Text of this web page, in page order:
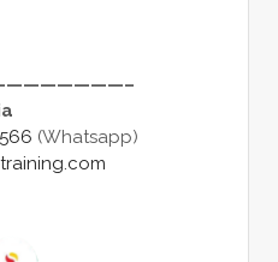
(Whatsapp)